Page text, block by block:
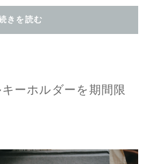
ご注文の際に入力...
きを読む
ーホルダーを期間限